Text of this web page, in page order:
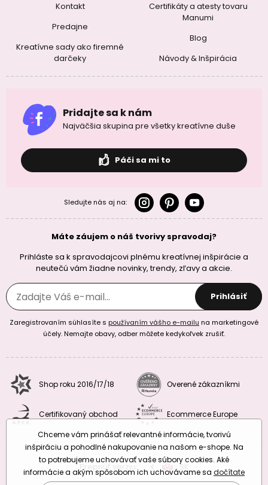
Kontakt
Predajne
Kreatívne sady ako firemné
darčeky
Certifikáty a atesty tovaru
Manumi
Blog
Návody & Inšpirácia
Pridajte sa k nám
Najväčšia skupina pre všetky kreatívne duše
Páči sa mi to
Sledujte nás aj na:
Máte záujem o náš tvorivy spravodaj?
Prihláste sa k spravodajcovi plnému kreatívnej inšpirácie a
neutečú vám žiadne novinky, trendy, zľavy a akcie.
Prihlásiť
Zaregistrovaním súhlasíte s používaním vášho e-mailu na marketingové
účely. Nemajte obavy, odber môžete kedykoľvek zrušiť.
Shop roku 2016/17/18 Overené zákazníkmi
Certifikovaný obchod Ecommerce Europe
Prepnúť verziu: CZSK
Chceme vám prinášať relevantné informácie, tvorivú
inšpiráciu a pohodlné nakupovanie na našom e-shope. Na
to potrebujeme uchovávať vaše súbory cookies. Aké
informácie a akým spôsobom ich uchovávame sa dočítate